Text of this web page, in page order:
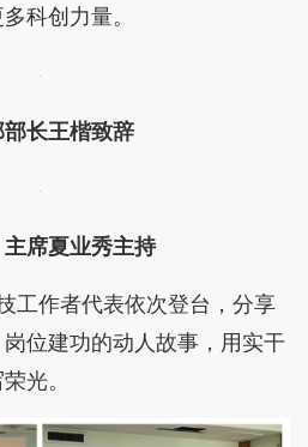
科创力量。
长王楷致辞
席夏业秀主持
工作者代表依次登台，分享
位建功的动人故事，用实干
光。